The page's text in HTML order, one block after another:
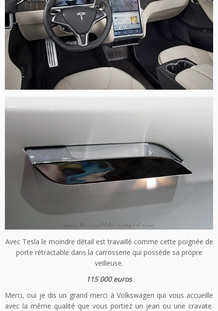
Avec Tesla le moindre détail est travaillé comme cette poignée de
porte rétractable dans la carrosserie qui possède sa propre
veilleuse.
115 000 euros
Merci, oui je dis un grand merci à Volkswagen qui vous accueille
avec la même qualité que vous portiez un jean ou une cravate.